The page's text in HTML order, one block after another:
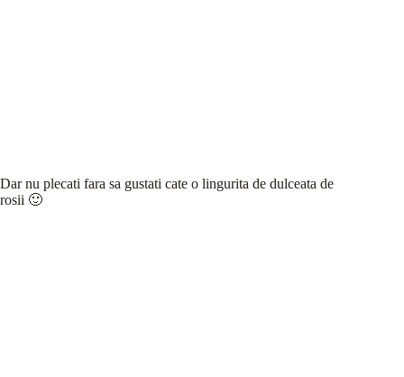
Dar nu plecati fara sa gustati cate o lingurita de dulceata de
rosii 🙂